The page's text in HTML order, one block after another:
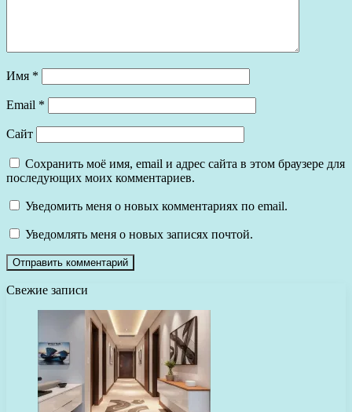
Имя *
Email *
Сайт
Сохранить моё имя, email и адрес сайта в этом браузере для
последующих моих комментариев.
Уведомить меня о новых комментариях по email.
Уведомлять меня о новых записях почтой.
Свежие записи